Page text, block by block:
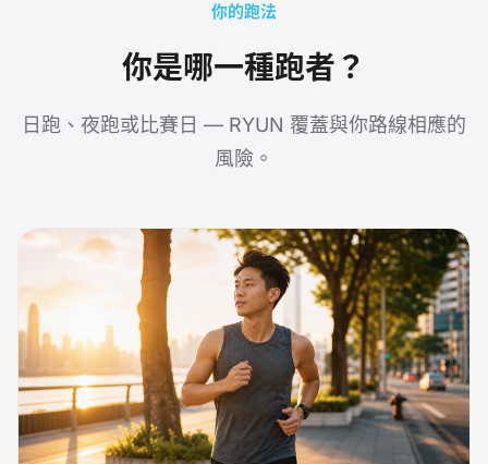
你的跑法
你是哪一種跑者？
日跑、夜跑或比賽日 — RYUN 覆蓋與你路線相應的
風險。